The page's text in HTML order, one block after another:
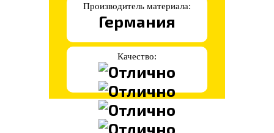
Производитель материала:
Германия
Качество: